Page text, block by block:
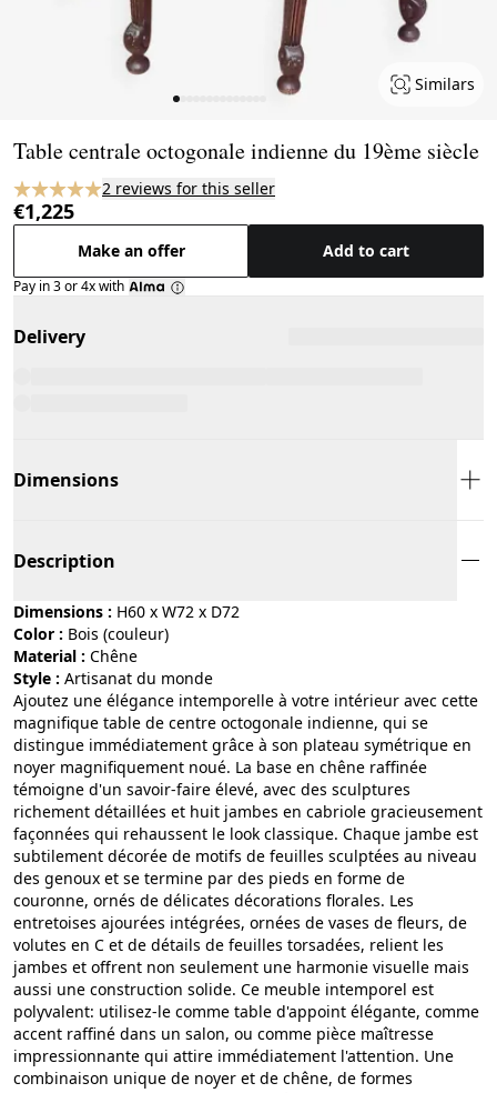
Similars
Table centrale octogonale indienne du 19ème siècle
2 reviews for this seller
€1,225
Make an offer Add to cart
Pay in 3 or 4x with
Delivery
Dimensions
Description
Dimensions : H60 x W72 x D72
Color :
bois (couleur)
Material :
chêne
Style :
artisanat du monde
Ajoutez une élégance intemporelle à votre intérieur avec cette
magnifique table de centre octogonale indienne, qui se
distingue immédiatement grâce à son plateau symétrique en
noyer magnifiquement noué. La base en chêne raffinée
témoigne d'un savoir-faire élevé, avec des sculptures
richement détaillées et huit jambes en cabriole gracieusement
façonnées qui rehaussent le look classique. Chaque jambe est
subtilement décorée de motifs de feuilles sculptées au niveau
des genoux et se termine par des pieds en forme de
couronne, ornés de délicates décorations florales. Les
entretoises ajourées intégrées, ornées de vases de fleurs, de
volutes en C et de détails de feuilles torsadées, relient les
jambes et offrent non seulement une harmonie visuelle mais
aussi une construction solide. Ce meuble intemporel est
polyvalent: utilisez-le comme table d'appoint élégante, comme
accent raffiné dans un salon, ou comme pièce maîtresse
impressionnante qui attire immédiatement l'attention. Une
combinaison unique de noyer et de chêne, de formes